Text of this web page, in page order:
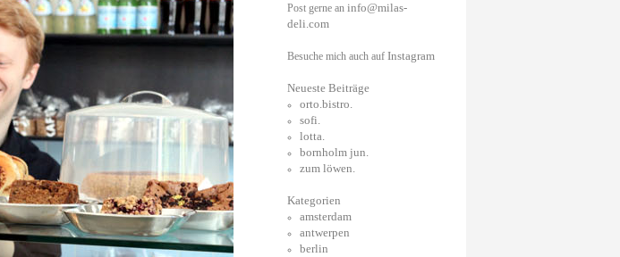
Post gerne an info@milas-
deli.com
Besuche mich auch auf Instagram
Neueste Beiträge
orto.bistro.
sofi.
lotta.
bornholm jun.
zum löwen.
Kategorien
amsterdam
antwerpen
berlin